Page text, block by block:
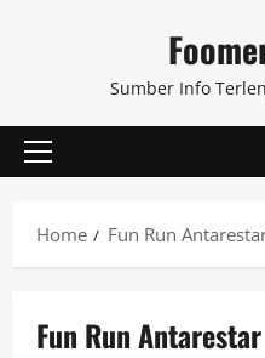
Sumber Info
Primary
Home
Fun Run
Fun Run Antarestar